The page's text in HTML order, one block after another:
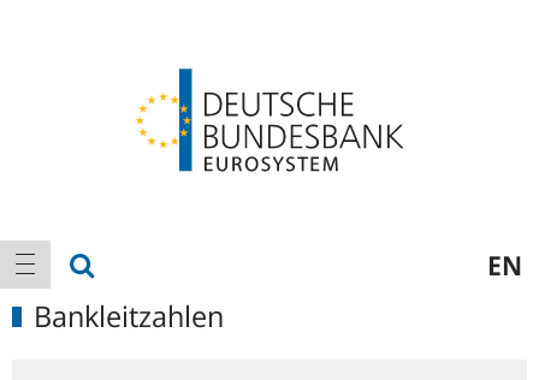
Hauptnavigation
Navigation anzeigen EN
Bankleitzahlen